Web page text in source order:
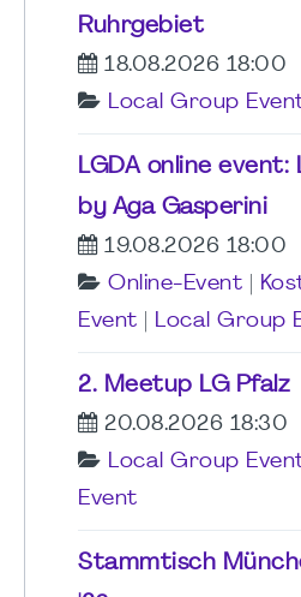
Ruhrgebiet
18.08.2026 18:00
Local Group
LGDA online event:
by Aga Gasperini
19.08.2026 18:00
Online-Event
Event
Local Group
2. Meetup LG Pfalz
20.08.2026 18:30
Local Group
Event
Stammtisch